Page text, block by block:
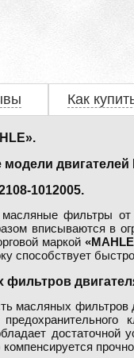
Как
двигателей
1012005.
фильтры от
вписываются в
маркой
способствует
фильтров
масляных фильтров
достаточной